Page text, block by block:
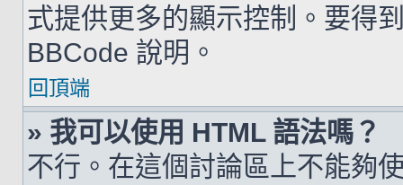
式提供更多的顯示控制。要得
BBCode 說明。
回頂端
» 我可以使用 HTML 語法嗎？
不行。在這個討論區上不能夠